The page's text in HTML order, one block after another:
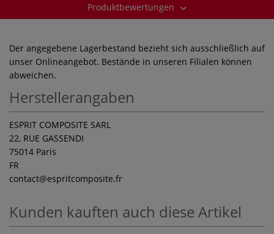
Produktbewertungen
Der angegebene Lagerbestand bezieht sich ausschließlich auf
unser Onlineangebot. Bestände in unseren Filialen können
abweichen.
Herstellerangaben
ESPRIT COMPOSITE SARL
22, RUE GASSENDI
75014 Paris
FR
contact@espritcomposite.fr
Kunden kauften auch diese Artikel